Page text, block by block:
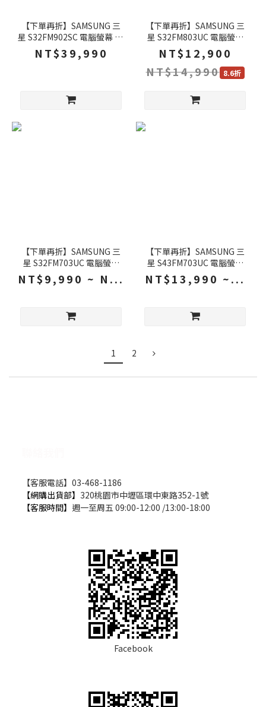
【下單再折】SAMSUNG 三
星 S32FM902SC 電腦螢幕 32
吋 165Hz 4k OLED 0.03ms
內建喇叭 可旋轉 智慧螢幕 液
NT$39,990
【下單再折】SAMSUNG 三
星 S32FM803UC 電腦螢幕
32吋 60Hz 4k 4ms 內建喇叭
可旋轉 白色螢幕 智慧螢幕 液
晶螢幕
NT$12,900
NT$14,990 8.6折
【下單再折】SAMSUNG 三
星 S32FM703UC 電腦螢幕
32吋 60Hz 4k 4ms 內建喇叭
白色螢幕 智慧螢幕 液晶螢幕
NT$9,990 ~ N...
【下單再折】SAMSUNG 三
星 S43FM703UC 電腦螢幕
43吋 60Hz 4k 4ms 內建喇叭
白色螢幕 智慧螢幕 液晶螢幕
NT$13,990 ~...
1 2
【客服電話】03-468-1186
【網購出貨部】 320桃園市中壢區環中東路352-1號
【客服時間】 週一至周五 09:00-12:00 /13:00-18:00
Facebook